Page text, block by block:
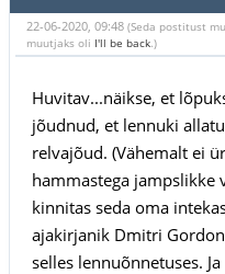
22-06-2020, 09:48 (Seda postitust
muutjaks oli I'll be back.)
Huvitav...näikse, et
jõudnud, et lennuki
relvajõud. (Vähemalt ei
hammastega jampslikke
kinnitas seda oma
ajakirjanik Dmitri
selles lennuõnnetuses.